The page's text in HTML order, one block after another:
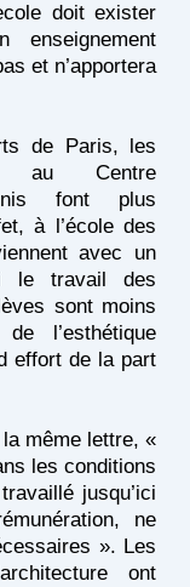
doit exister
et n’apportera
de Paris, les
au Centre
font plus
à l’école des
avec un
le travail des
sont moins
l’esthétique
effort de la part
même lettre, «
les conditions
jusqu’ici
ne
». Les
ont